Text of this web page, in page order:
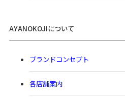
AYANOKOJIについて
ブランドコンセプト
各店舗案内